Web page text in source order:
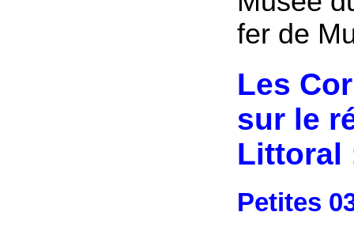
fer de
Les
sur le
Littoral
Petites